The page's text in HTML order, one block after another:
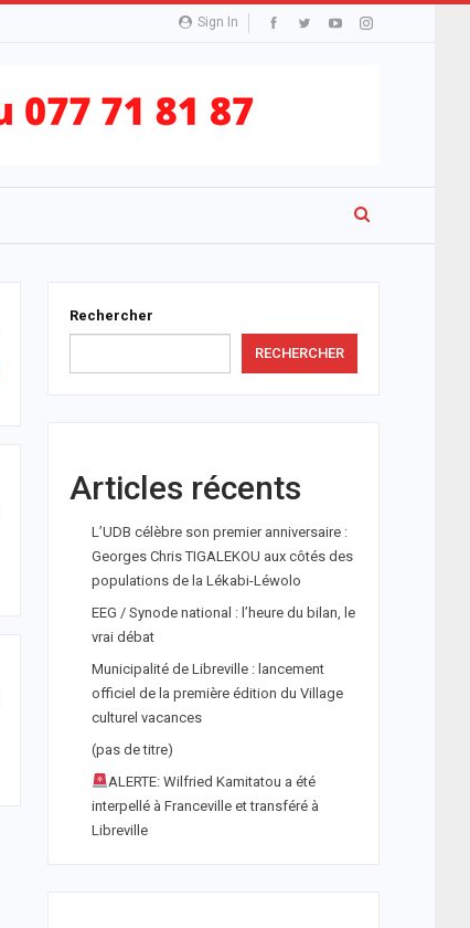
Sign In
Rechercher
RECHERCHER
Articles récents
L’UDB célèbre son premier anniversaire :
Georges Chris TIGALEKOU aux côtés des
populations de la Lékabi-Léwolo
EEG / Synode national : l’heure du bilan, le
vrai débat
Municipalité de Libreville : lancement
officiel de la première édition du Village
culturel vacances
(pas de titre)
ALERTE: Wilfried Kamitatou a été
interpellé à Franceville et transféré à
Libreville